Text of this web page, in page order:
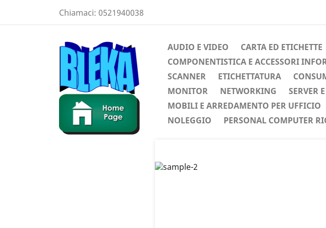
Chiamaci: 0521940038
AUDIO E VIDEO CARTA ED ETICHETTE
COMPONENTISTICA E ACCESSORI
SCANNER
ETICHETTATURA
MONITOR
NETWORKING SERVER
MOBILI E ARREDAMENTO PER UFFICIO
NOLEGGIO
PERSONAL COMPUTER